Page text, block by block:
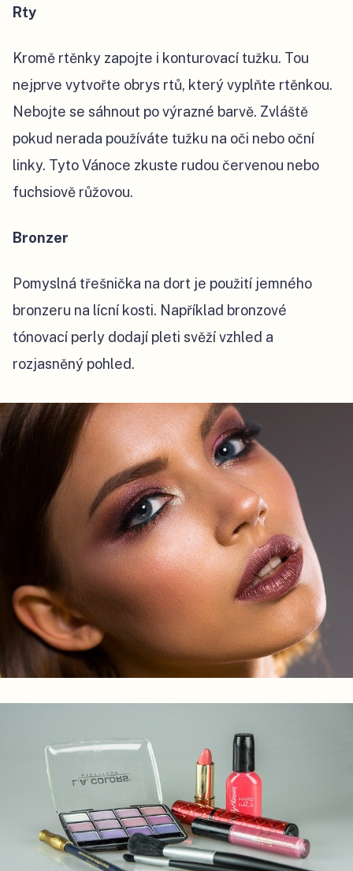
Rty
Kromě rtěnky zapojte i konturovací tužku. Tou
nejprve vytvořte obrys rtů, který vyplňte rtěnkou.
Nebojte se sáhnout po výrazné barvě. Zvláště
pokud nerada používáte tužku na oči nebo oční
linky. Tyto Vánoce zkuste rudou červenou nebo
fuchsiově růžovou.
Bronzer
Pomyslná třešnička na dort je použití jemného
bronzeru na lícní kosti. Například bronzové
tónovací perly dodají pleti svěží vzhled a
rozjasněný pohled.